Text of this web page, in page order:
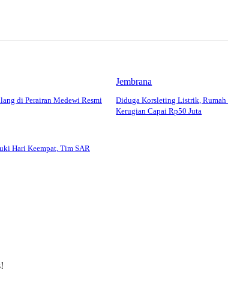
di Perairan Medewi Resmi
Jembrana
Diduga Korsleting Listrik,
Kerugian Capai Rp50 Juta
Hari Keempat, Tim SAR